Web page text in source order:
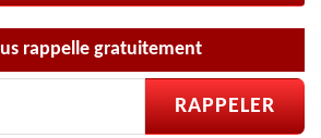
rappelle gratuitement